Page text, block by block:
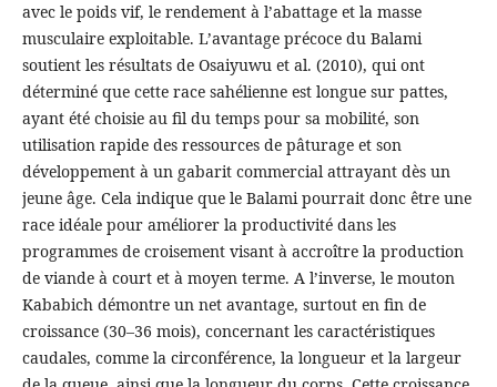
avec le poids vif, le rendement à l’abattage et la masse
musculaire exploitable. L’avantage précoce du Balami
soutient les résultats de Osaiyuwu et al. (2010), qui ont
déterminé que cette race sahélienne est longue sur pattes,
ayant été choisie au fil du temps pour sa mobilité, son
utilisation rapide des ressources de pâturage et son
développement à un gabarit commercial attrayant dès un
jeune âge. Cela indique que le Balami pourrait donc être une
race idéale pour améliorer la productivité dans les
programmes de croisement visant à accroître la production
de viande à court et à moyen terme. A l’inverse, le mouton
Kababich démontre un net avantage, surtout en fin de
croissance (30–36 mois), concernant les caractéristiques
caudales, comme la circonférence, la longueur et la largeur